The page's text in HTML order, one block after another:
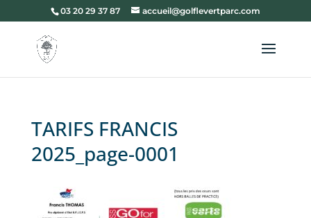
03 20 29 37 87 accueil@golflevertparc.com
TARIFS FRANCIS
2025_page-0001